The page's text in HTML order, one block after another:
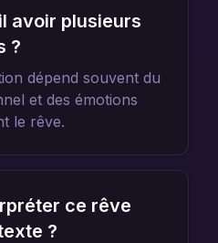
avoir plusieurs
?
dépend souvent du
et des émotions
le rêve.
ce rêve
?